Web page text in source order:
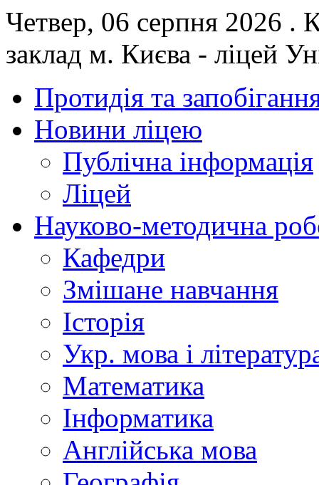
Четвер, 06 серпня 2026 .
заклад м. Києва - ліцей
Протидія та
Новини ліцею
Публічна інформація
Ліцей
Науково-методична
Кафедри
Змішане навчання
Історія
Укр. мова і
Математика
Інформатика
Англійська мова